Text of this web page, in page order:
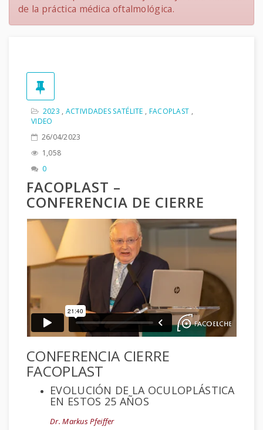
de la práctica médica oftalmológica.
2023 , ACTIVIDADES SATÉLITE , FACOPLAST ,
VIDEO
26/04/2023
1,058
0
FACOPLAST –
CONFERENCIA DE CIERRE
CONFERENCIA CIERRE
FACOPLAST
EVOLUCIÓN DE LA OCULOPLÁSTICA
EN ESTOS 25 AÑOS
Dr. Markus Pfeiffer